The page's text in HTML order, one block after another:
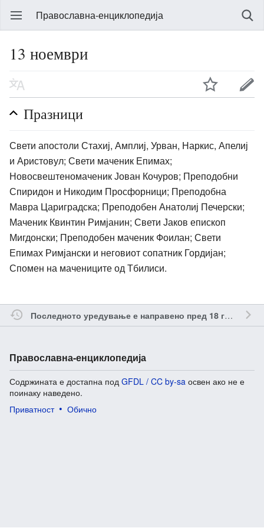
Православна-енциклопедија
13 ноември
Празници
Свети апостоли Стахиј, Амплиј, Урван, Наркис, Апелиј
и Аристовул; Свети маченик Епимах;
Новосвештеномаченик Јован Кочуров; Преподобни
Спиридон и Никодим Просфорници; Преподобна
Мавра Цариградска; Преподобен Анатолиј Печерски;
Маченик Квинтин Римјанин; Свети Јаков епископ
Мигдонски; Преподобен маченик Фоилан; Свети
Епимах Римјански и неговиот сопатник Гордијан;
Спомен на мачениците од Тбилиси.
Последното уредување е направено пред 18 години од
Православна-енциклопедија
Содржината е достапна под GFDL / CC by-sa освен ако не е
поинаку наведено.
Приватност
Обично